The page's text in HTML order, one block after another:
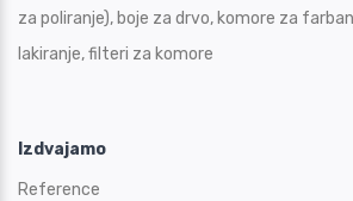
za poliranje), boje za drvo, komore za
lakiranje, filteri za komore
Izdvajamo
Reference